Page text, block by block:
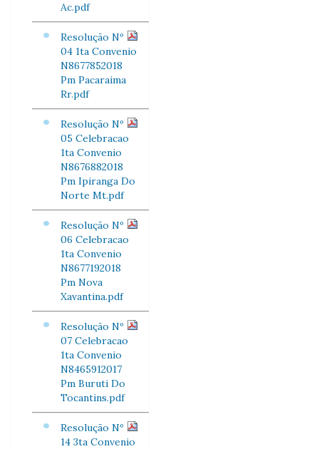
Ac.pdf
Resolução Nº
04 1ta Convenio
N8677852018
Pm Pacaraima
Rr.pdf
Resolução Nº
05 Celebracao
1ta Convenio
N8676882018
Pm Ipiranga Do
Norte Mt.pdf
Resolução Nº
06 Celebracao
1ta Convenio
N8677192018
Pm Nova
Xavantina.pdf
Resolução Nº
07 Celebracao
1ta Convenio
N8465912017
Pm Buruti Do
Tocantins.pdf
Resolução Nº
14 3ta Convenio